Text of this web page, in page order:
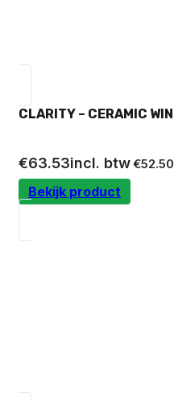
CLARITY – CERAMIC
€63.53incl. btw€52.50
Bekijk product